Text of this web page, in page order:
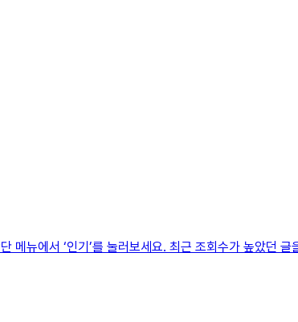
뉴에서 ‘인기’를 눌러보세요. 최근 조회수가 높았던